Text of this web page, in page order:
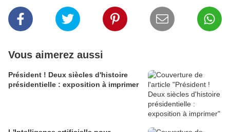
Vous aimerez aussi
Président ! Deux siècles d'histoire
présidentielle : exposition à imprimer